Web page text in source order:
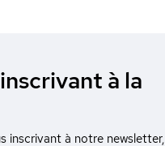
à la
inscrivant à notre newsletter,